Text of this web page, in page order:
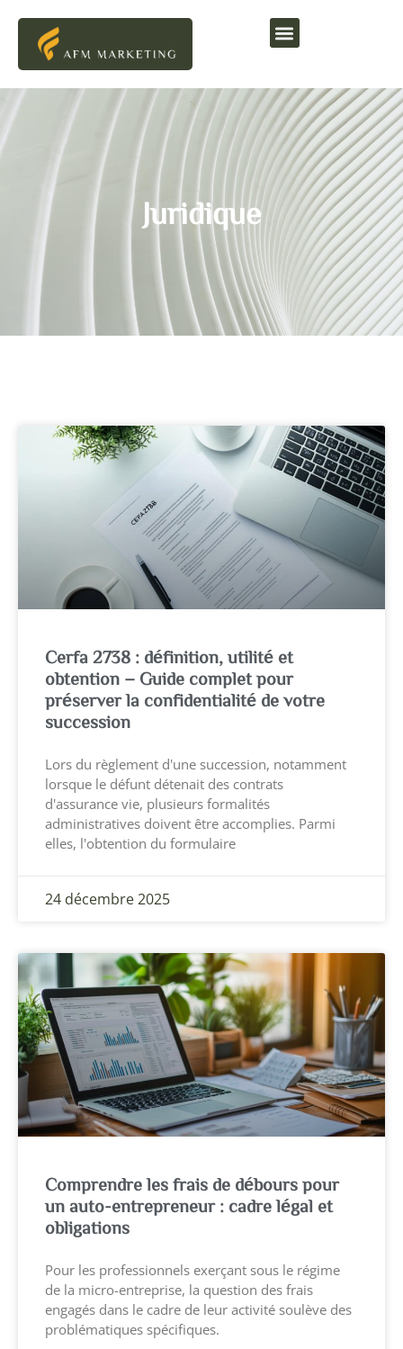
Juridique
Cerfa 2738 : définition, utilité et
obtention – Guide complet pour
préserver la confidentialité de votre
succession
Lors du règlement d'une succession, notamment
lorsque le défunt détenait des contrats
d'assurance vie, plusieurs formalités
administratives doivent être accomplies. Parmi
elles, l'obtention du formulaire
24 décembre 2025
Comprendre les frais de débours pour
un auto-entrepreneur : cadre légal et
obligations
Pour les professionnels exerçant sous le régime
de la micro-entreprise, la question des frais
engagés dans le cadre de leur activité soulève des
problématiques spécifiques.